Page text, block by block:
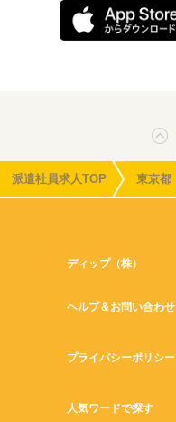
派遣社員求人TOP 東京都
ディップ（株）
ヘルプ＆お問い合わせ
プライバシーポリシー
人気ワードで探す